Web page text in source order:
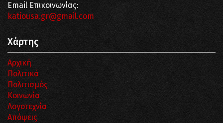
Email Επικοινωνίας:
katiousa.gr@gmail.com
Χάρτης
Αρχική
Πολιτικά
Πολιτισμός
Κοινωνία
Λογοτεχνία
Απόψεις